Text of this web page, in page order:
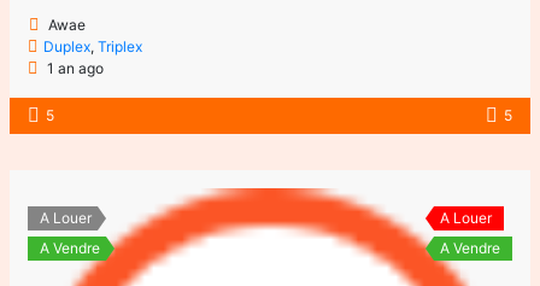
Awae
Duplex,Triplex
1 an ago
5 5
A Louer
A Vendre
A Louer
A Vendre